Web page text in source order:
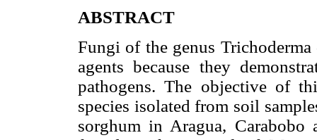
ABSTRACT
Fungi of the genus
agents because they
pathogens. The objective of
species isolated from soil
sorghum in Aragua, Carabobo